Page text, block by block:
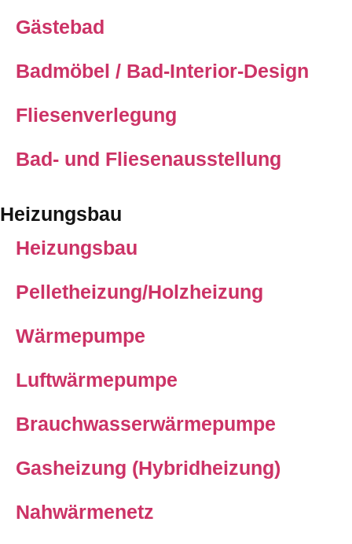
Gästebad
Badmöbel / Bad-Interior-Design
Fliesenverlegung
Bad- und Fliesenausstellung
Heizungsbau
Heizungsbau
Pelletheizung/Holzheizung
Wärmepumpe
Luftwärmepumpe
Brauchwasserwärmepumpe
Gasheizung (Hybridheizung)
Nahwärmenetz